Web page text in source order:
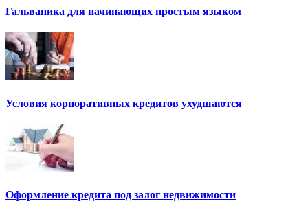
Гальваника для начинающих простым языком
Условия корпоративных кредитов ухудшаются
Оформление кредита под залог недвижимости